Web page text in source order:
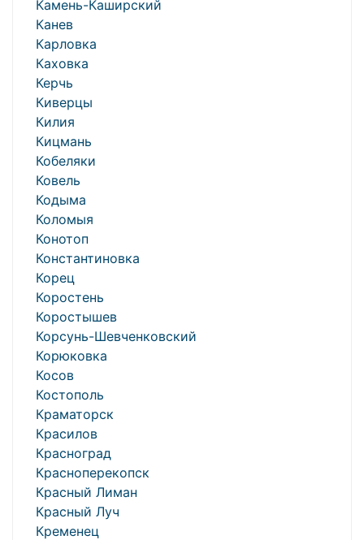
Камень-Каширский
Канев
Карловка
Каховка
Керчь
Киверцы
Килия
Кицмань
Кобеляки
Ковель
Кодыма
Коломыя
Конотоп
Константиновка
Корец
Коростень
Коростышев
Корсунь-Шевченковский
Корюковка
Косов
Костополь
Краматорск
Красилов
Красноград
Красноперекопск
Красный Лиман
Красный Луч
Кременец